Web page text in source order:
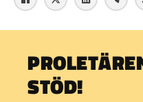
STÖD!